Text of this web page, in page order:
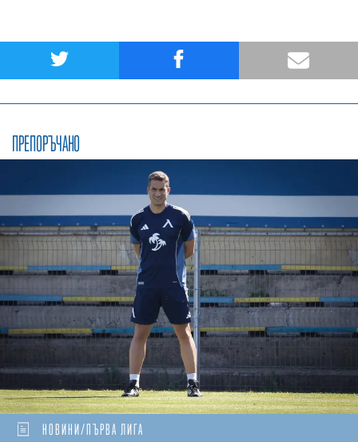
ПРЕПОРЪЧАНО
НОВИНИ/ПЪРВА ЛИГА